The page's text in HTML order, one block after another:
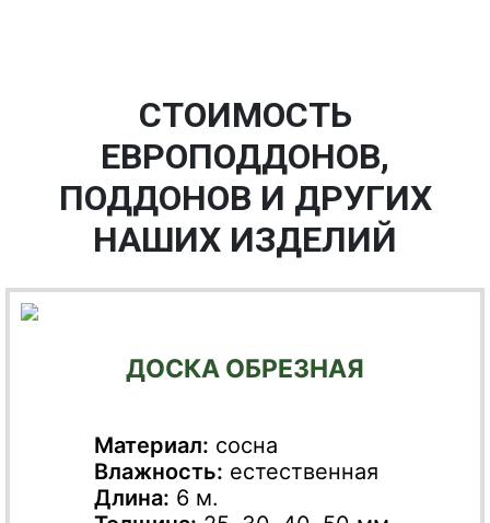
СТОИМОСТЬ
ЕВРОПОДДОНОВ,
ПОДДОНОВ И ДРУГИХ
НАШИХ ИЗДЕЛИЙ
ДОСКА ОБРЕЗНАЯ
Материал: сосна
Влажность: естественная
Длина: 6 м.